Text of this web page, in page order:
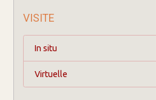
VISITE
In situ
Virtuelle